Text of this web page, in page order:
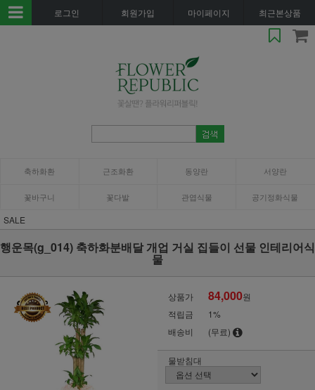
로그인 회원가입 마이페이지 최근본상품
축하화환 근조화환 동양란 서양란
꽃바구니 꽃다발 관엽식물 공기정화식물
SALE
행운목(g_014) 축하화분배달 개업 거실 집들이 선물 인테리어식
물
상품가 84,000원
적립금
1%
배송비
(무료)
물받침대